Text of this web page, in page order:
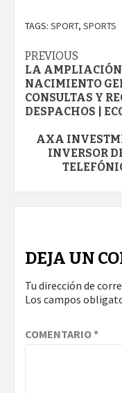
TAGS: SPORT, SPORTS
Continue
Reading
PREVIOUS
LA AMPLIACIÓN
NACIMIENTO
CONSULTAS Y
DESPACHOS |
AXA
INVERSOR
DEJA UN
Tu dirección de
Los campos
COMENTARIO*